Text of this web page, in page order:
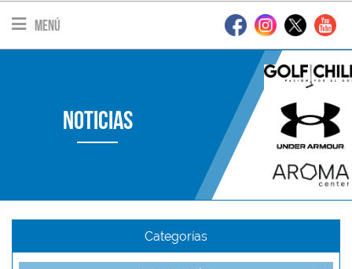
Menú
Noticias
Categorías